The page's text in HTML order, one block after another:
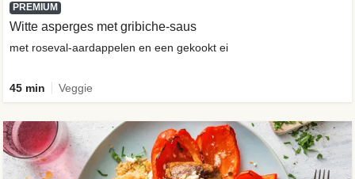
PREMIUM
Witte asperges met gribiche-saus
met roseval-aardappelen en een gekookt ei
45 min Veggie